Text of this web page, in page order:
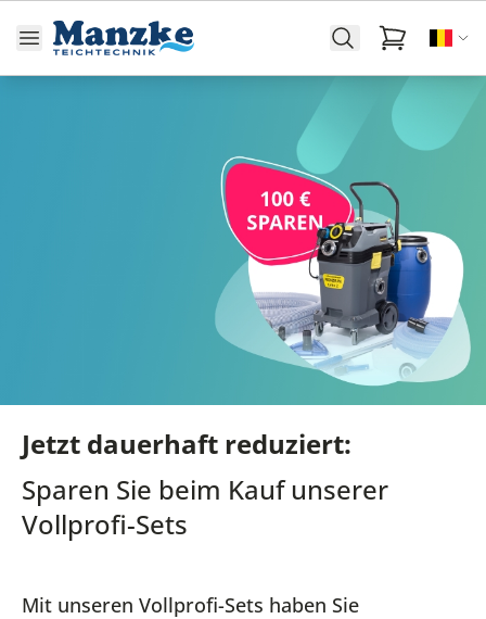
Jetzt dauerhaft reduziert:
Sparen Sie beim Kauf unserer
Vollprofi-Sets
Mit unseren Vollprofi-Sets haben Sie